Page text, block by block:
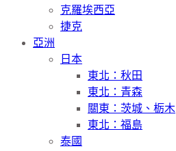
克羅埃西亞
捷克
亞洲
日本
東北：秋田
東北：青森
關東：茨城、栃木
東北：福島
泰國